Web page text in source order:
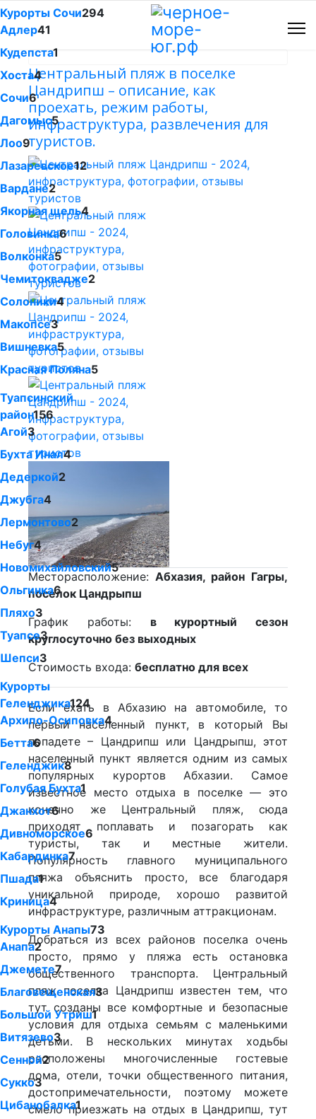
Курорты Сочи294
Адлер41
Кудепста1
Хоста4
Сочи6
Дагомыс5
Лоо9
Лазаревское12
Вардане2
Якорная щель4
Головинка6
Волконка5
Чемитоквадже2
Солоники4
Макопсе3
Вишневка5
Красная Поляна5
Туапсинский
район156
Агой3
Бухта Инал4
Дедеркой2
Джубга4
Лермонтово2
Небуг4
Новомихайловский5
Ольгинка6
Пляхо3
Туапсе3
Шепси3
Курорты
Геленджика124
Архипо-Осиповка4
Бетта6
Геленджик8
Голубая Бухта1
Джанхот6
Дивноморское6
Кабардинка7
Пшада1
Криница4
Курорты Анапы73
Анапа2
Джемете7
Благовещенская3
Большой Утриш1
Витязево3
Сенной2
Сукко3
Цибанобалка1
Центральный пляж в поселке
Цандрипш – описание, как
проехать, режим работы,
инфраструктура, развлечения для
туристов.
Месторасположение: Абхазия, район Гагры,
поселок Цандрыпш
График работы: в курортный сезон
круглосуточно без выходных
Стоимость входа: бесплатно для всех
Если ехать в Абхазию на автомобиле, то
первый населенный пункт, в который Вы
попадете – Цандрипш или Цандрыпш, этот
населенный пункт является одним из самых
популярных курортов Абхазии. Самое
известное место отдыха в поселке — это
конечно же Центральный пляж, сюда
приходят поплавать и позагорать как
туристы, так и местные жители.
Популярность главного муниципального
пляжа объяснить просто, все благодаря
уникальной природе, хорошо развитой
инфраструктуре, различным аттракционам.
Добраться из всех районов поселка очень
просто, прямо у пляжа есть остановка
общественного транспорта. Центральный
пляж поселка Цандрипш известен тем, что
тут созданы все комфортные и безопасные
условия для отдыха семьям с маленькими
детьми. В нескольких минутах ходьбы
расположены многочисленные гостевые
дома, отели, точки общественного питания,
достопримечательности, поэтому можете
смело приезжать на отдых в Цандрипш, тут